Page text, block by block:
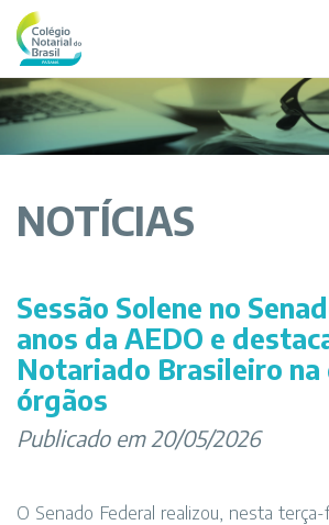
NOTÍCIAS
Sessão Solene no
anos da AEDO e
Notariado Brasileiro na
órgãos
Publicado em 20/05/2026
O Senado Federal realizou, nesta terça-